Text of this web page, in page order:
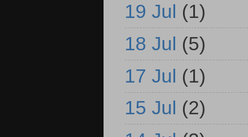
19 Jul (1)
18 Jul (5)
17 Jul (1)
15 Jul (2)